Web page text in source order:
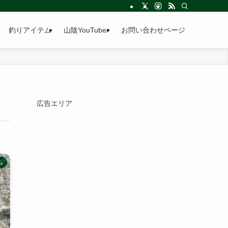
釣りアイテム 山陰YouTuber お問い合わせページ
広告エリア